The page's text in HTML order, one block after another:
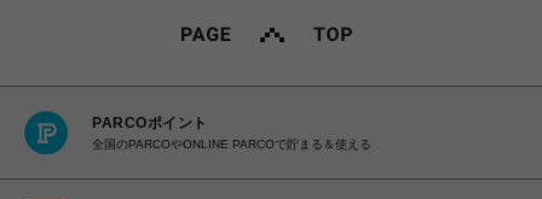
PARCOポイント
全国のPARCOやONLINE PARCOで貯まる＆使える